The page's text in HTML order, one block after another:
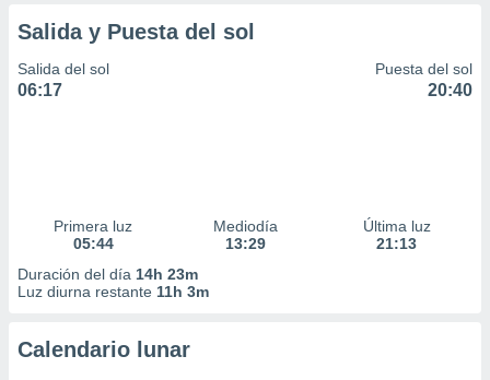
Salida y Puesta del sol
Salida del sol
06:17
Puesta del sol
20:40
Primera luz
05:44
Mediodía
13:29
Última luz
21:13
Duración del día 14h 23m
Luz diurna restante 11h 3m
Calendario lunar